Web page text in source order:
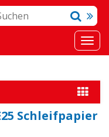
Schleifpapier